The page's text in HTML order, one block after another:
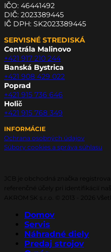
IČO: 46441492
DIČ: 2023389445
IČ DPH: SK2023389445
SERVISNÉ STREDISKÁ
Centrála Malinovo
+421 917 210 244
Banská Bystrica
+421 908 429 022
Poprad
+421 915 736 646
Holič
+421 915 768 349
INFORMÁCIE
Ochrana osobných údajov
Súbory cookies a správa súhlasu
JCB je obchodná značka
referenčné účely pri identifikácií
AKROM SK s.r.o. © 2013 - 2026
Domov
Servis
Náhradné diely
Predaj strojov